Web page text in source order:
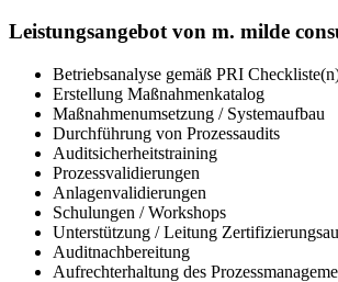
Leistungsangebot von m. milde
Betriebsanalyse gemäß PRI
Erstellung Maßnahmenkatalog
Maßnahmenumsetzung / Systemaufbau
Durchführung von Prozessaudits
Auditsicherheitstraining
Prozessvalidierungen
Anlagenvalidierungen
Schulungen / Workshops
Unterstützung / Leitung
Auditnachbereitung
Aufrechterhaltung des